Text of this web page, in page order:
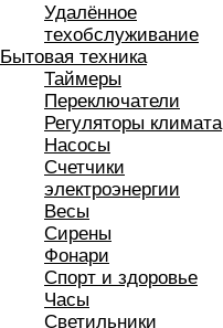
Удалённое
техобслуживание
Бытовая техника
Таймеры
Переключатели
Регуляторы климата
Насосы
Счетчики
электроэнергии
Весы
Сирены
Фонари
Спорт и здоровье
Часы
Светильники